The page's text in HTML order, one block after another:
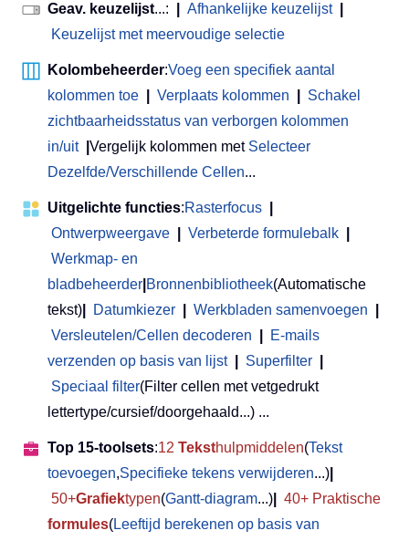
Geav. keuzelijst...: Afhankelijke keuzelijst
Keuzelijst met meervoudige selectie
Kolombeheerder:Voeg een specifiek aantal
kolommen toe
Verplaats kolommen
Schakel
zichtbaarheidsstatus van verborgen kolommen
in/uit
Vergelijk kolommen met Selecteer
Dezelfde/Verschillende Cellen...
Uitgelichte functies:Rasterfocus
Ontwerpweergave
Verbeterde formulebalk
Werkmap- en
bladbeheerder Bronnenbibliotheek(Automatische
tekst)
Datumkiezer Werkbladen samenvoegen
Versleutelen/Cellen decoderen
E-mails
verzenden op basis van lijst
Superfilter
Speciaal filter(Filter cellen met vetgedrukt
lettertype/cursief/doorgehaald...) ...
Top 15-toolsets:12 Teksthulpmiddelen(Tekst
toevoegen,Specifieke tekens verwijderen...)
50+Grafiektypen(Gantt-diagram...)
40+ Praktische
formules(Leeftijd berekenen op basis van